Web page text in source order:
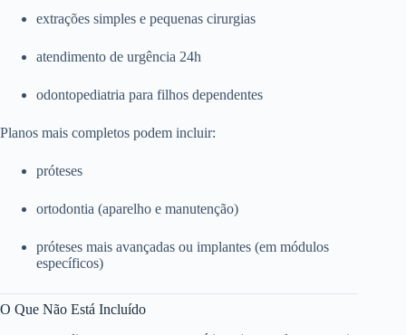
extrações simples e pequenas cirurgias
atendimento de urgência 24h
odontopediatria para filhos dependentes
Planos mais completos podem incluir:
próteses
ortodontia (aparelho e manutenção)
próteses mais avançadas ou implantes (em módulos
específicos)
O Que Não Está Incluído